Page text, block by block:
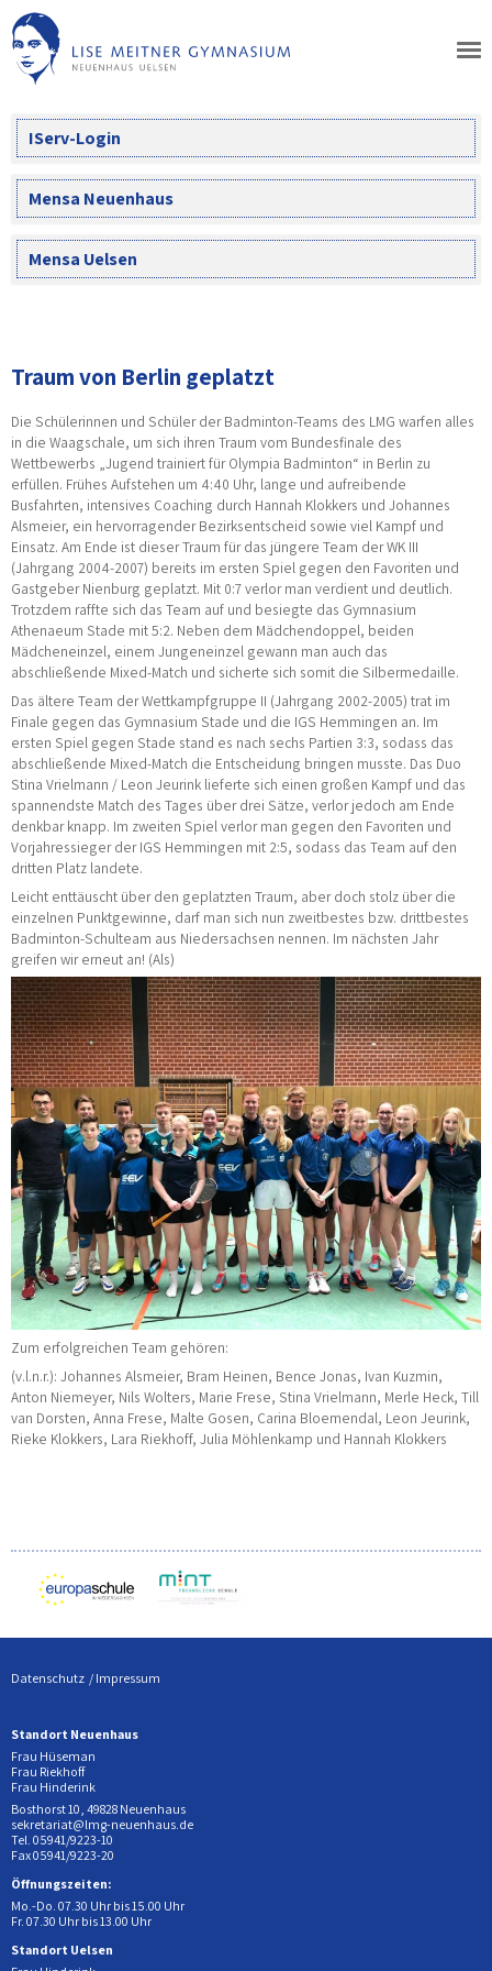
Skip
to
content
IServ-Login
Mensa Neuenhaus
Mensa Uelsen
Traum von Berlin geplatzt
Die Schülerinnen und Schüler der Badminton-Teams des LMG warfen alles
in die Waagschale, um sich ihren Traum vom Bundesfinale des
Wettbewerbs „Jugend trainiert für Olympia Badminton“ in Berlin zu
erfüllen. Frühes Aufstehen um 4:40 Uhr, lange und aufreibende
Busfahrten, intensives Coaching durch Hannah Klokkers und Johannes
Alsmeier, ein hervorragender Bezirksentscheid sowie viel Kampf und
Einsatz. Am Ende ist dieser Traum für das jüngere Team der WK III
(Jahrgang 2004-2007) bereits im ersten Spiel gegen den Favoriten und
Gastgeber Nienburg geplatzt. Mit 0:7 verlor man verdient und deutlich.
Trotzdem raffte sich das Team auf und besiegte das Gymnasium
Athenaeum Stade mit 5:2. Neben dem Mädchendoppel, beiden
Mädcheneinzel, einem Jungeneinzel gewann man auch das
abschließende Mixed-Match und sicherte sich somit die Silbermedaille.
Das ältere Team der Wettkampfgruppe II (Jahrgang 2002-2005) trat im
Finale gegen das Gymnasium Stade und die IGS Hemmingen an. Im
ersten Spiel gegen Stade stand es nach sechs Partien 3:3, sodass das
abschließende Mixed-Match die Entscheidung bringen musste. Das Duo
Stina Vrielmann / Leon Jeurink lieferte sich einen großen Kampf und das
spannendste Match des Tages über drei Sätze, verlor jedoch am Ende
denkbar knapp. Im zweiten Spiel verlor man gegen den Favoriten und
Vorjahressieger der IGS Hemmingen mit 2:5, sodass das Team auf den
dritten Platz landete.
Leicht enttäuscht über den geplatzten Traum, aber doch stolz über die
einzelnen Punktgewinne, darf man sich nun zweitbestes bzw. drittbestes
Badminton-Schulteam aus Niedersachsen nennen. Im nächsten Jahr
greifen wir erneut an! (Als)
Zum erfolgreichen Team gehören:
(v.l.n.r.): Johannes Alsmeier, Bram Heinen, Bence Jonas, Ivan Kuzmin,
Anton Niemeyer, Nils Wolters, Marie Frese, Stina Vrielmann, Merle Heck, Till
van Dorsten, Anna Frese, Malte Gosen, Carina Bloemendal, Leon Jeurink,
Rieke Klokkers, Lara Riekhoff, Julia Möhlenkamp und Hannah Klokkers
Datenschutz Impressum
Standort Neuenhaus
Frau Hüseman
Frau Riekhoff
Frau Hinderink
Bosthorst 10, 49828 Neuenhaus
sekretariat@lmg-neuenhaus.de
Tel. 05941/9223-10
Fax 05941/9223-20
Öffnungszeiten:
Mo.-Do. 07.30 Uhr bis 15.00 Uhr
Fr. 07.30 Uhr bis 13.00 Uhr
Standort Uelsen